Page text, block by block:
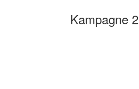
Kampagne